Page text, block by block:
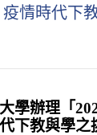
情時代下
學辦理「
下教與學之